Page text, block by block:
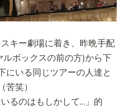
キー劇場に着き、昨晩手配
ルボックスの前の方)から下
にいる同じツアーの人達と
笑）
るのはもしかして…」的